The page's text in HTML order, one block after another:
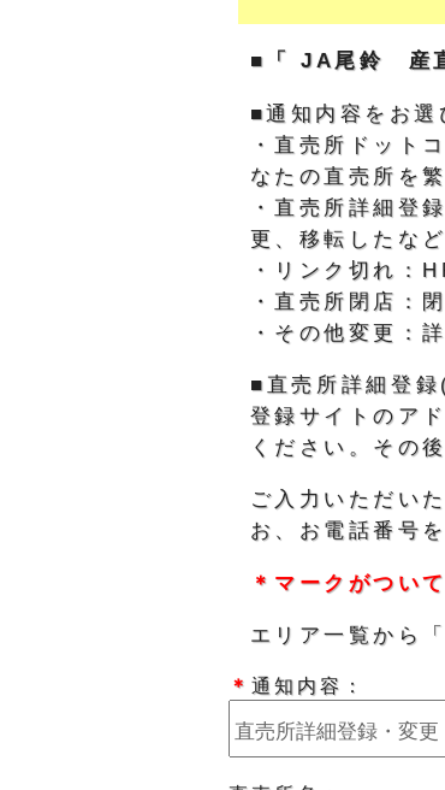
■「 JA尾鈴 産
■通知内容をお選
・直売所ドット
なたの直売所を
・直売所詳細登
更、移転したなど
・リンク切れ：
・直売所閉店：
・その他変更：
■直売所詳細登
登録サイトのア
ください。その
ご入力いただい
お、お電話番号
＊マークがつい
エリア一覧から
＊ 通知内容：